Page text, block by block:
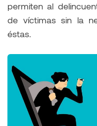
permiten al
de víctimas sin la
éstas.